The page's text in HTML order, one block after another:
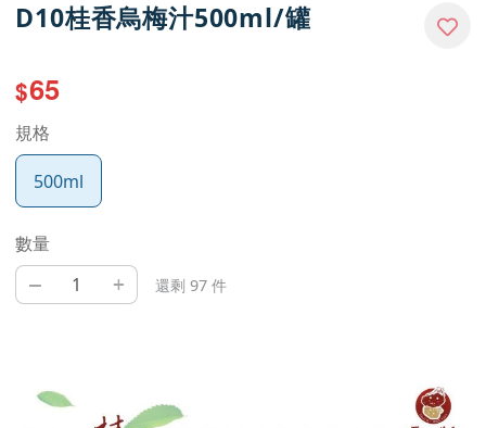
D10桂香烏梅汁500ml/罐
$65
規格
500ml
數量
– + 還剩 97 件